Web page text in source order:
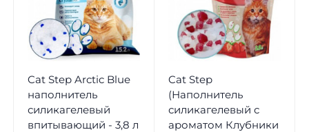
Cat Step Arctic Blue
наполнитель
силикагелевый
впитывающий - 3,8 л
Cat Step
(Наполнитель
силикагелевый с
ароматом Клубники